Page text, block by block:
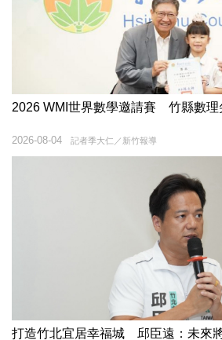
2026 WMI世界數學邀請賽 竹縣數理
記者季大仁／新竹報導
2026-08-04
打造竹北宜居幸福城 邱臣遠：未來